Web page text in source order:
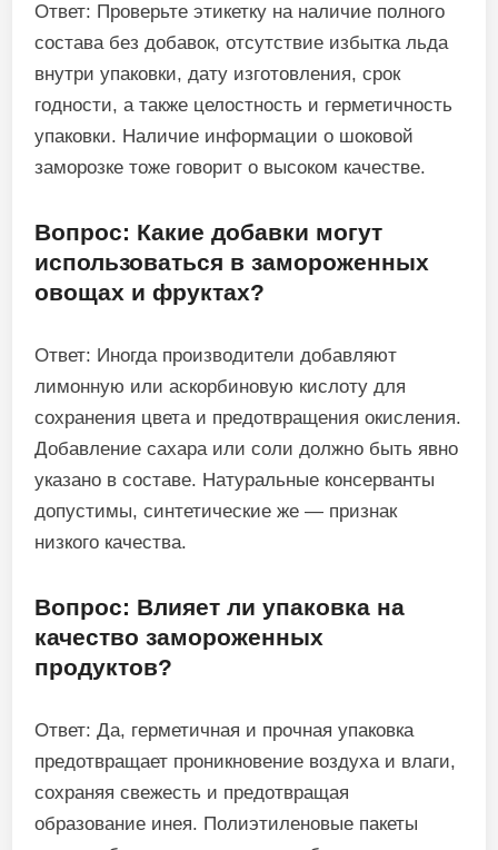
Ответ: Проверьте этикетку на наличие полного
состава без добавок, отсутствие избытка льда
внутри упаковки, дату изготовления, срок
годности, а также целостность и герметичность
упаковки. Наличие информации о шоковой
заморозке тоже говорит о высоком качестве.
Вопрос: Какие добавки могут
использоваться в замороженных
овощах и фруктах?
Ответ: Иногда производители добавляют
лимонную или аскорбиновую кислоту для
сохранения цвета и предотвращения окисления.
Добавление сахара или соли должно быть явно
указано в составе. Натуральные консерванты
допустимы, синтетические же — признак
низкого качества.
Вопрос: Влияет ли упаковка на
качество замороженных
продуктов?
Ответ: Да, герметичная и прочная упаковка
предотвращает проникновение воздуха и влаги,
сохраняя свежесть и предотвращая
образование инея. Полиэтиленовые пакеты